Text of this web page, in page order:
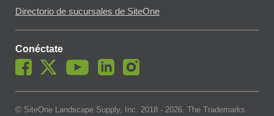
Directorio de sucursales de SiteOne
Conéctate
© SiteOne Landscape Supply, Inc. 2018 - 2026. The Trademarks